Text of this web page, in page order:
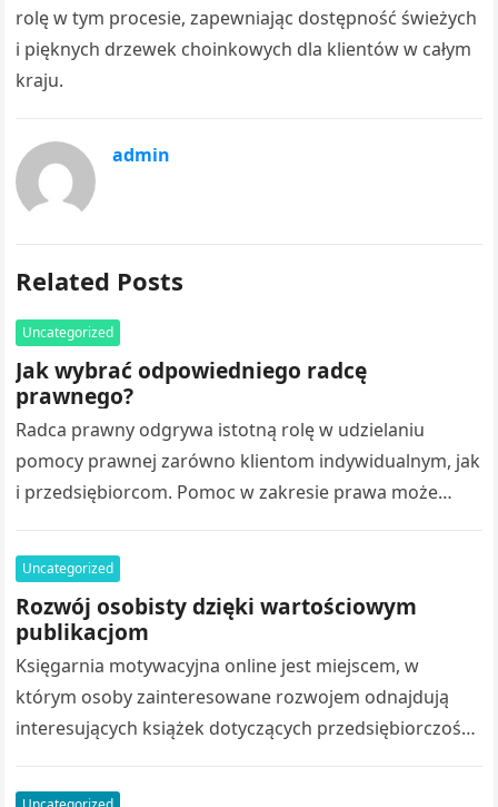
rolę w tym procesie, zapewniając dostępność świeżych
i pięknych drzewek choinkowych dla klientów w całym
kraju.
admin
Related Posts
Uncategorized
Jak wybrać odpowiedniego radcę
prawnego?
Radca prawny odgrywa istotną rolę w udzielaniu
pomocy prawnej zarówno klientom indywidualnym, jak
i przedsiębiorcom. Pomoc w zakresie prawa może
przygotowywanie umów…
Uncategorized
Rozwój osobisty dzięki wartościowym
publikacjom
Księgarnia motywacyjna online jest miejscem, w
którym osoby zainteresowane rozwojem odnajdują
interesujących książek dotyczących przedsiębiorczości.
biznesowe, stanowią źródło inspiracji. Wydawnictwo